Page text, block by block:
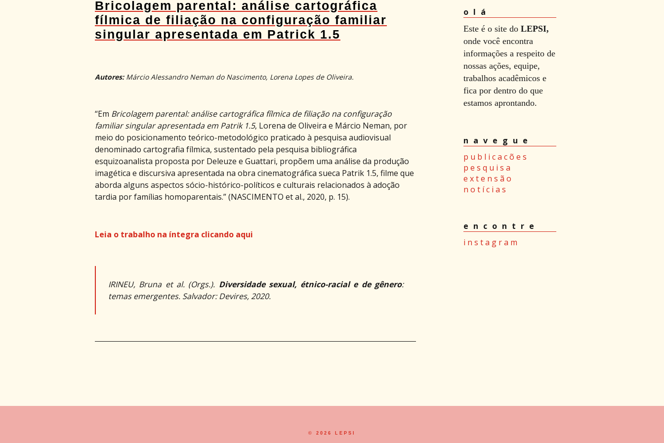
Bricolagem parental: análise cartográfica
fílmica de filiação na configuração familiar
singular apresentada em Patrick 1.5
Autores:Márcio Alessandro Neman do Nascimento, Lorena Lopes de Oliveira.
“Em Bricolagem parental: análise cartográfica fílmica de filiação na configuração
familiar singular apresentada em Patrik 1.5, Lorena de Oliveira e Márcio Neman, por
meio do posicionamento teórico-metodológico praticado à pesquisa audiovisual
denominado cartografia fílmica, sustentado pela pesquisa bibliográfica
esquizoanalista proposta por Deleuze e Guattari, propõem uma análise da produção
imagética e discursiva apresentada na obra cinematográfica sueca Patrik 1.5, filme que
aborda alguns aspectos sócio-histórico-políticos e culturais relacionados à adoção
tardia por famílias homoparentais.” (NASCIMENTO et al., 2020, p. 15).
Leia o trabalho na íntegra clicando aqui
IRINEU, Bruna et al. (Orgs.). Diversidade sexual, étnico-racial e de gênero:
temas emergentes. Salvador: Devires, 2020.
olá
Este é o site do LEPSI,
onde você encontra
informações a respeito de
nossas ações, equipe,
trabalhos acadêmicos e
fica por dentro do que
estamos aprontando.
navegue
p u b l i c a c õ e s
p e s q u i s a
e x t e n s ã o
n o t í c i a s
encontre
i n s t a g r a m
© 2026 LEPSI